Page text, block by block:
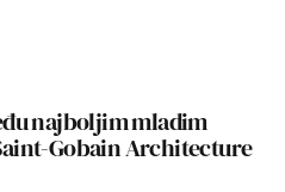
najboljim mladim
Gobain Architecture